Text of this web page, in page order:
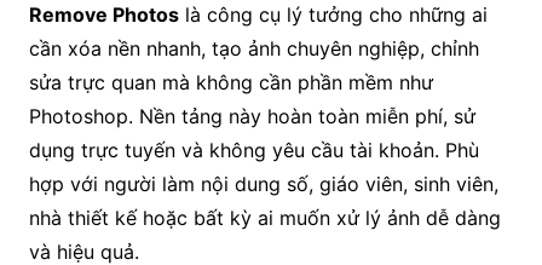
Remove Photoslà công cụ lý tưởng cho những ai
cần xóa nền nhanh, tạo ảnh chuyên nghiệp, chỉnh
sửa trực quan mà không cần phần mềm như
Photoshop. Nền tảng này hoàn toàn miễn phí, sử
dụng trực tuyến và không yêu cầu tài khoản. Phù
hợp với người làm nội dung số, giáo viên, sinh viên,
nhà thiết kế hoặc bất kỳ ai muốn xử lý ảnh dễ dàng
và hiệu quả.